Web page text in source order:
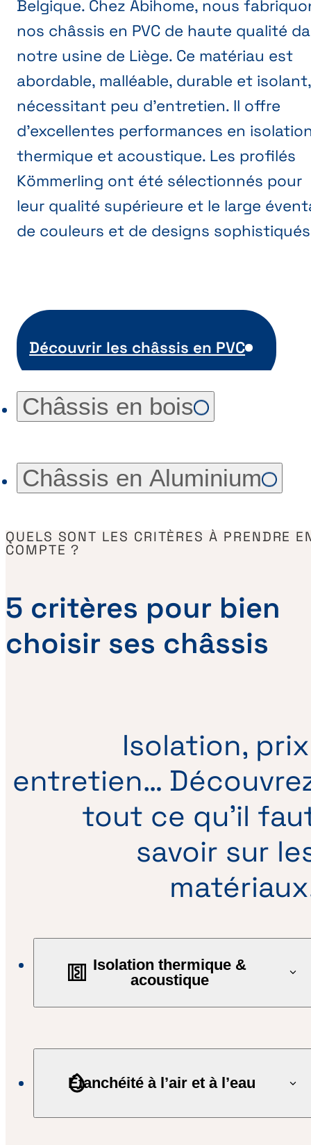
Belgique. Chez Abihome, nous
nos châssis en PVC de haute qualité
notre usine de Liège. Ce matériau est
abordable, malléable, durable et isolant,
nécessitant peu d’entretien. Il offre
d’excellentes performances en
thermique et acoustique. Les profilés
Kömmerling ont été sélectionnés pour
leur qualité supérieure et le large
de couleurs et de designs
Découvrir les châssis en PVC
Châssis en bois
Châssis en Aluminium
QUELS SONT LES CRITÈRES À PRENDRE
COMPTE ?
5 critères pour bien
choisir ses châssis
Isolation,
entretien…
tout ce qu’il
savoir sur
Isolation thermique &
acoustique
Étanchéité à l’air et à l’eau